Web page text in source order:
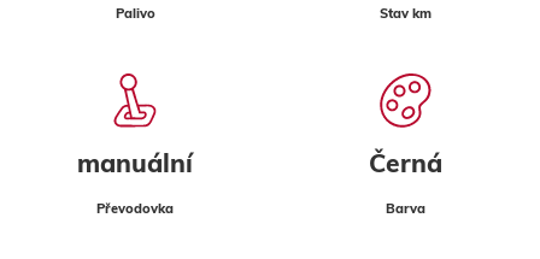
Palivo Stav km
manuální
Převodovka
Černá
Barva